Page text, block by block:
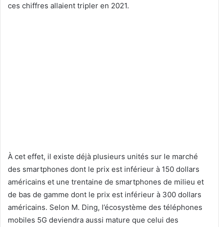
ces chiffres allaient tripler en 2021.
À cet effet, il existe déjà plusieurs unités sur le marché
des smartphones dont le prix est inférieur à 150 dollars
américains et une trentaine de smartphones de milieu et
de bas de gamme dont le prix est inférieur à 300 dollars
américains. Selon M. Ding, l’écosystème des téléphones
mobiles 5G deviendra aussi mature que celui des